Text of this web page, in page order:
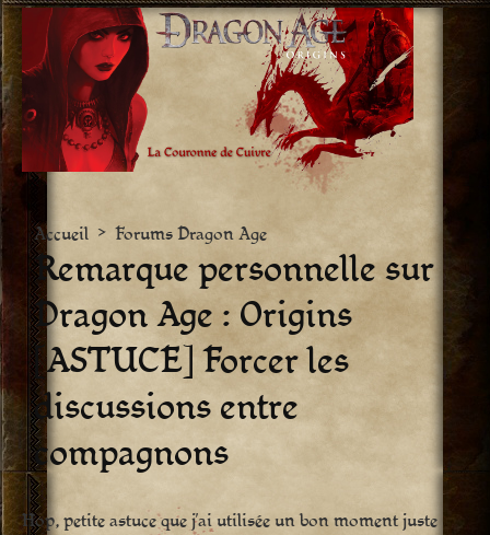
Aller
vers
le
contenu
Accueil > Forums Dragon Age
Remarque personnelle sur
Dragon Age : Origins 
[ASTUCE] Forcer les
discussions entre
compagnons
Hop, petite astuce que j’ai utilisée un bon moment juste